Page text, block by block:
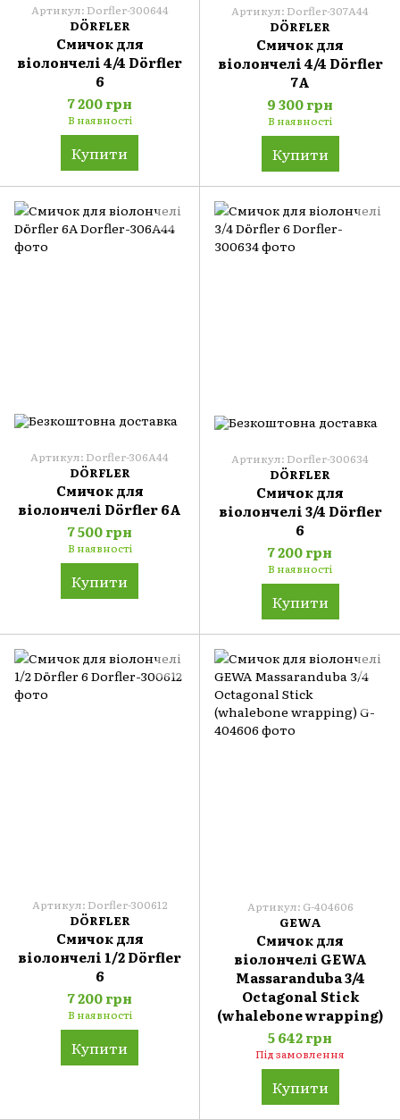
Артикул: Dorfler-300644
DÖRFLER
Смичок для
віолончелі 4/4 Dörfler
6
7 200 грн
В наявності
Купити
Артикул: Dorfler-307A44
DÖRFLER
Смичок для
віолончелі 4/4 Dörfler
7A
9 300 грн
В наявності
Купити
Артикул: Dorfler-306A44
DÖRFLER
Смичок для
віолончелі Dörfler 6А
7 500 грн
В наявності
Купити
Артикул: Dorfler-300634
DÖRFLER
Смичок для
віолончелі 3/4 Dörfler
6
7 200 грн
В наявності
Купити
Артикул: Dorfler-300612
DÖRFLER
Смичок для
віолончелі 1/2 Dörfler
6
7 200 грн
В наявності
Купити
Артикул: G-404606
GEWA
Смичок для
віолончелі GEWA
Massaranduba 3/4
Octagonal Stick
(whalebone wrapping)
5 642 грн
Під замовлення
Купити